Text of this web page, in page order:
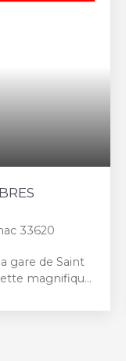
33620
gare de Saint
magnifique
l'entrée,